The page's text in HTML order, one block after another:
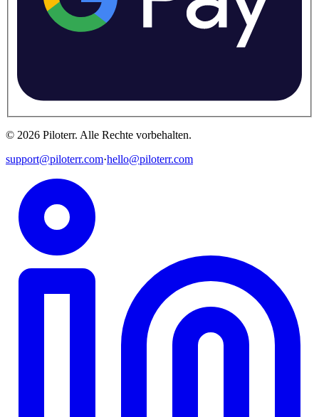
© 2026 Piloterr. Alle Rechte vorbehalten.
support@piloterr.com·hello@piloterr.com